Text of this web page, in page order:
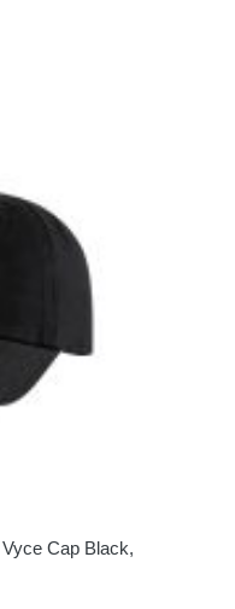
Cap Black,